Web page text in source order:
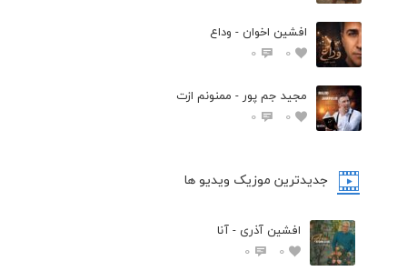
افشين اخوان - وداع
0
0
مجید جم پور - ممنونم ازت
0
0
جدیدترین موزیک ویدیو ها
افشین آذری - آنا
0
0